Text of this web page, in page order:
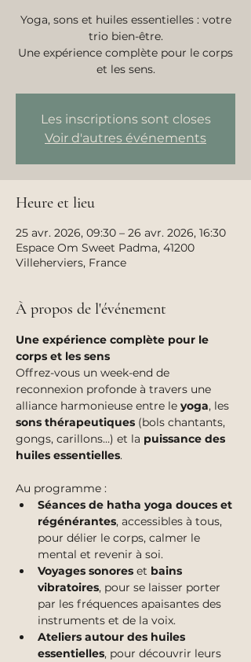
Yoga, sons et huiles essentielles : votre
trio bien-être.
Une expérience complète pour le corps
et les sens.
Les inscriptions sont closes
Voir d'autres événements
Heure et lieu
25 avr. 2026, 09:30 – 26 avr. 2026, 16:30
Espace Om Sweet Padma, 41200
Villeherviers, France
À propos de l'événement
Une expérience complète pour le
corps et les sens
Offrez-vous un week-end de
reconnexion profonde à travers une
alliance harmonieuse entre le yoga, les
sons thérapeutiques (bols chantants,
gongs, carillons…) et la puissance des
huiles essentielles.
Au programme :
Séances de hatha yoga douces et
régénérantes, accessibles à tous,
pour délier le corps, calmer le
mental et revenir à soi.
Voyages sonores et bains
vibratoires, pour se laisser porter
par les fréquences apaisantes des
instruments et de la voix.
Ateliers autour des huiles
essentielles, pour découvrir leurs